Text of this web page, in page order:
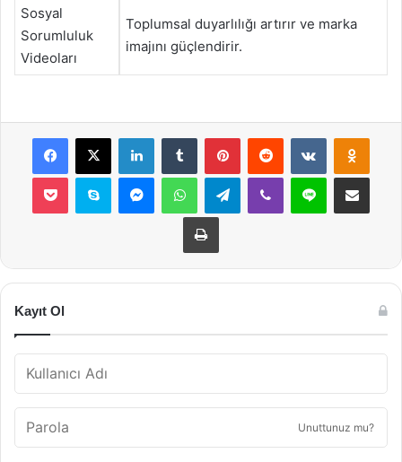
Sosyal
Sorumluluk
Videoları
Toplumsal duyarlılığı artırır ve marka
imajını güçlendirir.
Facebook
X LinkedInTumblr PinterestReddit VKontakte
Pocket Skype MessengerWhatsAppTelegramViber Line E-Posta ile
Yazdır
Kayıt Ol
Unuttunuz mu?